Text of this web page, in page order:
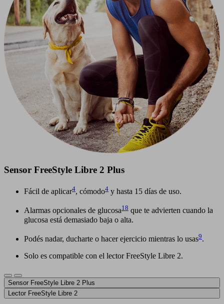
Sensor FreeStyle Libre 2 Plus
Fácil de aplicar4, cómodo4 y hasta 15 días de uso.
Alarmas opcionales de glucosa18 que te advierten cuando la
glucosa está demasiado baja o alta.
Podés nadar, ducharte o hacer ejercicio mientras lo usas9.
Solo es compatible con el lector FreeStyle Libre 2.
Sensor FreeStyle Libre 2 Plus
Lector FreeStyle Libre 2